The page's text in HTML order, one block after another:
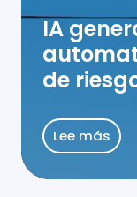
la
gestión
riesgos
Pirani
IA
de
Lee más